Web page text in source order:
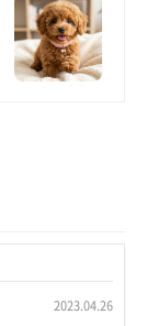
2023.04.26